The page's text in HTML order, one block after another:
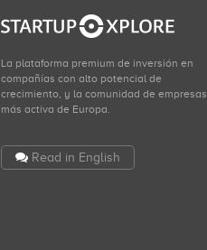
La plataforma premium de inversión en
compañías con alto potencial de
crecimiento, y la comunidad de empresas
más activa de Europa.
Read in English